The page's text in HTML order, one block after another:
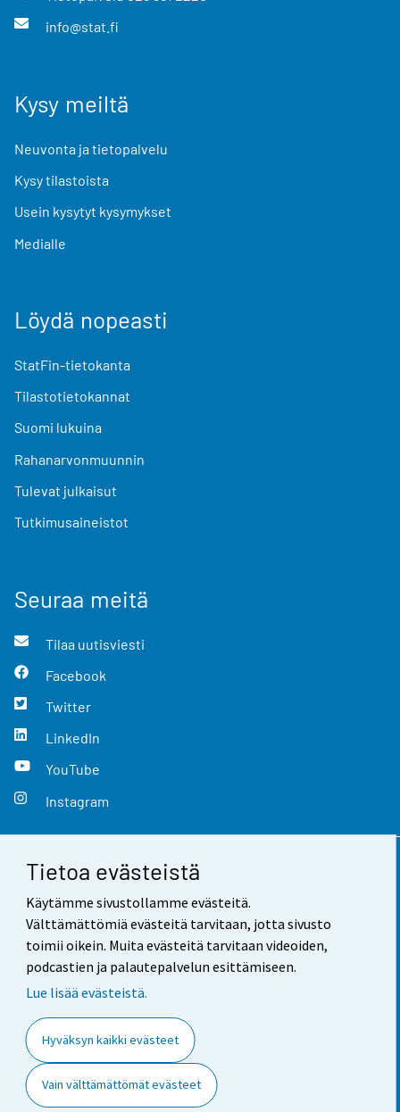
Tietoa evästeistä
Käytämme sivustollamme evästeitä.
Välttämättömiä evästeitä tarvitaan, jotta sivusto
toimii oikein. Muita evästeitä tarvitaan videoiden,
podcastien ja palautepalvelun esittämiseen.
Lue lisää evästeistä.
Hyväksyn kaikki evästeet
Vain välttämättömät evästeet
info@stat.fi
Kysy meiltä
Neuvonta ja tietopalvelu
Kysy tilastoista
Usein kysytyt kysymykset
Medialle
Löydä nopeasti
StatFin-tietokanta
Tilastotietokannat
Suomi lukuina
Rahanarvonmuunnin
Tulevat julkaisut
Tutkimusaineistot
Seuraa meitä
Tilaa uutisviesti
Facebook
Twitter
LinkedIn
YouTube
Instagram
Yhteystiedot
Palaute
Käyttöehdot
Saavutettavuus
Tietoa sivustosta
Evästeasetukset